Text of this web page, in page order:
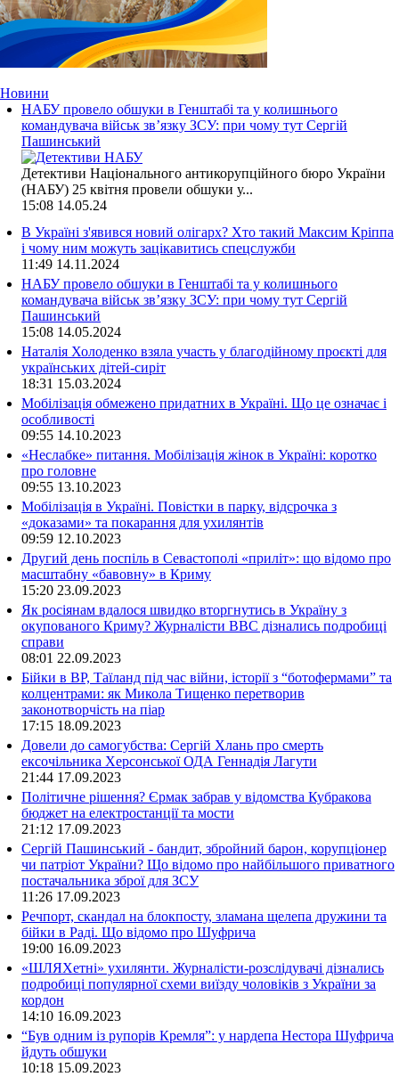
Новини
НАБУ провело обшуки в Генштабі та у колишнього
командувача військ зв’язку ЗСУ: при чому тут Сергій
Пашинський
Детективи Національного антикорупційного бюро України
(НАБУ) 25 квітня провели обшуки у...
15:08 14.05.24
В Україні з'явився новий олігарх? Хто такий Максим Кріппа
і чому ним можуть зацікавитись спецслужби
11:49 14.11.2024
НАБУ провело обшуки в Генштабі та у колишнього
командувача військ зв’язку ЗСУ: при чому тут Сергій
Пашинський
15:08 14.05.2024
Наталія Холоденко взяла участь у благодійному проєкті для
українських дітей-сиріт
18:31 15.03.2024
Мобілізація обмежено придатних в Україні. Що це означає і
особливості
09:55 14.10.2023
«Неслабке» питання. Мобілізація жінок в Україні: коротко
про головне
09:55 13.10.2023
Мобілізація в Україні. Повістки в парку, відсрочка з
«доказами» та покарання для ухилянтів
09:59 12.10.2023
Другий день поспіль в Севастополі «приліт»: що відомо про
масштабну «бавовну» в Криму
15:20 23.09.2023
Як росіянам вдалося швидко вторгнутись в Україну з
окупованого Криму? Журналісти ВВС дізнались подробиці
справи
08:01 22.09.2023
Бійки в ВР, Таїланд під час війни, історії з “ботофермами” та
колцентрами: як Микола Тищенко перетворив
законотворчість на піар
17:15 18.09.2023
Довели до самогубства: Сергій Хлань про смерть
ексочільника Херсонської ОДА Геннадія Лагути
21:44 17.09.2023
Політичне рішення? Єрмак забрав у відомства Кубракова
бюджет на електростанції та мости
21:12 17.09.2023
Сергій Пашинський - бандит, збройний барон, корупціонер
чи патріот України? Що відомо про найбільшого приватного
постачальника зброї для ЗСУ
11:26 17.09.2023
Речпорт, скандал на блокпосту, зламана щелепа дружини та
бійки в Раді. Що відомо про Шуфрича
19:00 16.09.2023
«ШЛЯХетні» ухилянти. Журналісти-розслідувачі дізнались
подробиці популярної схеми виїзду чоловіків з України за
кордон
14:10 16.09.2023
“Був одним із рупорів Кремля”: у нардепа Нестора Шуфрича
йдуть обшуки
10:18 15.09.2023